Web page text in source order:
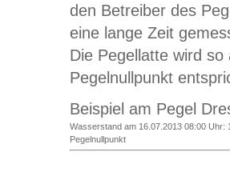
den Betreiber des
eine lange Zeit
Die Pegellatte wird
Pegelnullpunkt
Beispiel am Pegel
Wasserstand am 16.07.2013 08:00 Uhr:
Pegelnullpunkt